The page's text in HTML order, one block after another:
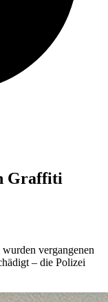
Graffiti
vergangenen
– die Polizei